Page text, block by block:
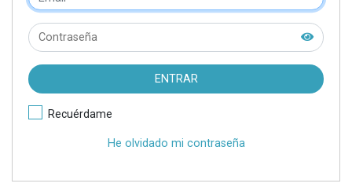
ENTRAR
Recuérdame
He olvidado mi contraseña